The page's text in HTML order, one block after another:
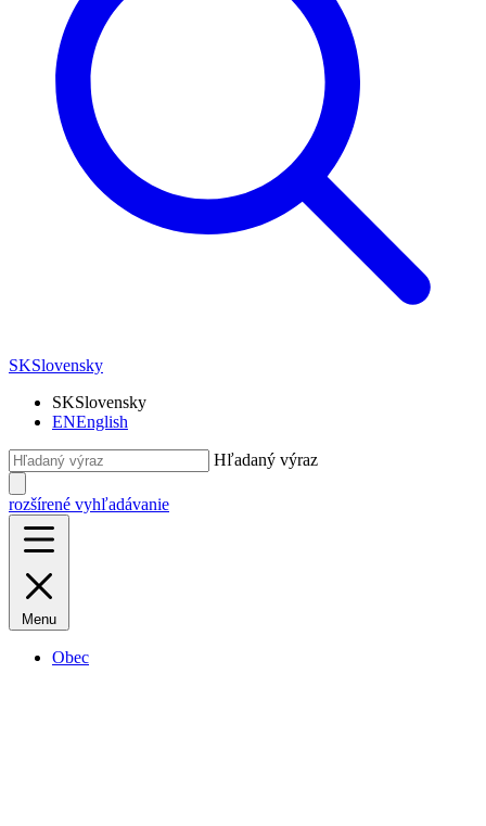
SKSlovensky
SKSlovensky
ENEnglish
Hľadaný výraz
rozšírené vyhľadávanie
Menu
Obec